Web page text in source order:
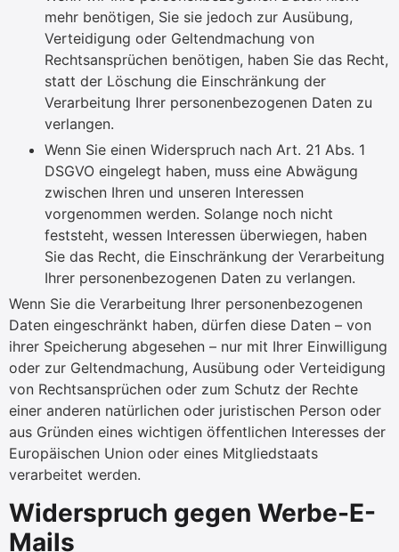
mehr benötigen, Sie sie jedoch zur Ausübung,
Verteidigung oder Geltendmachung von
Rechtsansprüchen benötigen, haben Sie das Recht,
statt der Löschung die Einschränkung der
Verarbeitung Ihrer personenbezogenen Daten zu
verlangen.
Wenn Sie einen Widerspruch nach Art. 21 Abs. 1
DSGVO eingelegt haben, muss eine Abwägung
zwischen Ihren und unseren Interessen
vorgenommen werden. Solange noch nicht
feststeht, wessen Interessen überwiegen, haben
Sie das Recht, die Einschränkung der Verarbeitung
Ihrer personenbezogenen Daten zu verlangen.
Wenn Sie die Verarbeitung Ihrer personenbezogenen
Daten eingeschränkt haben, dürfen diese Daten – von
ihrer Speicherung abgesehen – nur mit Ihrer Einwilligung
oder zur Geltendmachung, Ausübung oder Verteidigung
von Rechtsansprüchen oder zum Schutz der Rechte
einer anderen natürlichen oder juristischen Person oder
aus Gründen eines wichtigen öffentlichen Interesses der
Europäischen Union oder eines Mitgliedstaats
verarbeitet werden.
Widerspruch gegen Werbe-E-
Mails